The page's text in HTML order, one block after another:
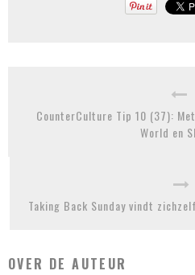
CounterCulture Tip 10 (37):
World en
Taking Back Sunday vindt
OVER DE AUTEUR